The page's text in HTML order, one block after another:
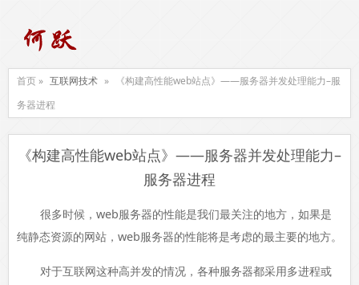
首页 » 互联网技术 »
《构建高性能web站点》——服务器并发处理能力–服
务器进程
《构建高性能web站点》——服务器并发处理能力–
服务器进程
很多时候，web服务器的性能是我们最关注的地方，如果是
纯静态资源的网站，web服务器的性能将是考虑的最主要的地方。
对于互联网这种高并发的情况，各种服务器都采用多进程或